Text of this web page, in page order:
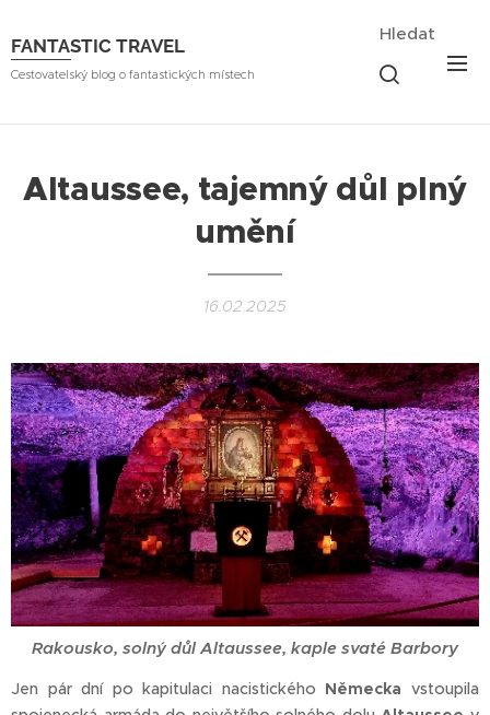
FANTASTIC TRAVEL
Cestovatelský blog o fantastických místech
Hledat
Altaussee, tajemný důl plný
umění
16.02.2025
Rakousko, solný důl Altaussee, kaple svaté Barbory
Jen pár dní po kapitulaci nacistického Německa vstoupila